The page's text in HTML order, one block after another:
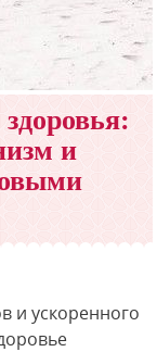
и
и ускоренного